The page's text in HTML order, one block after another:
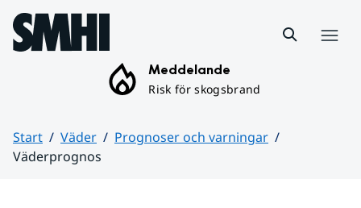
Hoppa till sidans innehåll
Meddelande
Risk för skogsbrand
Start Väder
Prognoser och varningar
Väderprognos